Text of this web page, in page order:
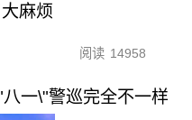
麻烦
阅读 14958
一\"警巡完全不一样